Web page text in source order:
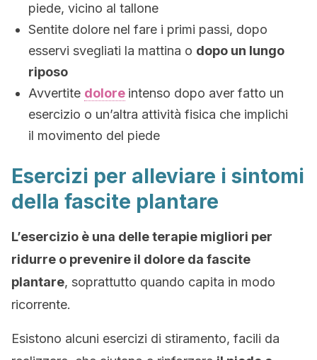
piede, vicino al tallone
Sentite dolore nel fare i primi passi, dopo
esservi svegliati la mattina o dopo un lungo
riposo
Avvertite dolore intenso dopo aver fatto un
esercizio o un’altra attività fisica che implichi
il movimento del piede
Esercizi per alleviare i sintomi
della fascite plantare
L’esercizio è una delle terapie migliori per
ridurre o prevenire il dolore da fascite
plantare, soprattutto quando capita in modo
ricorrente.
Esistono alcuni esercizi di stiramento, facili da